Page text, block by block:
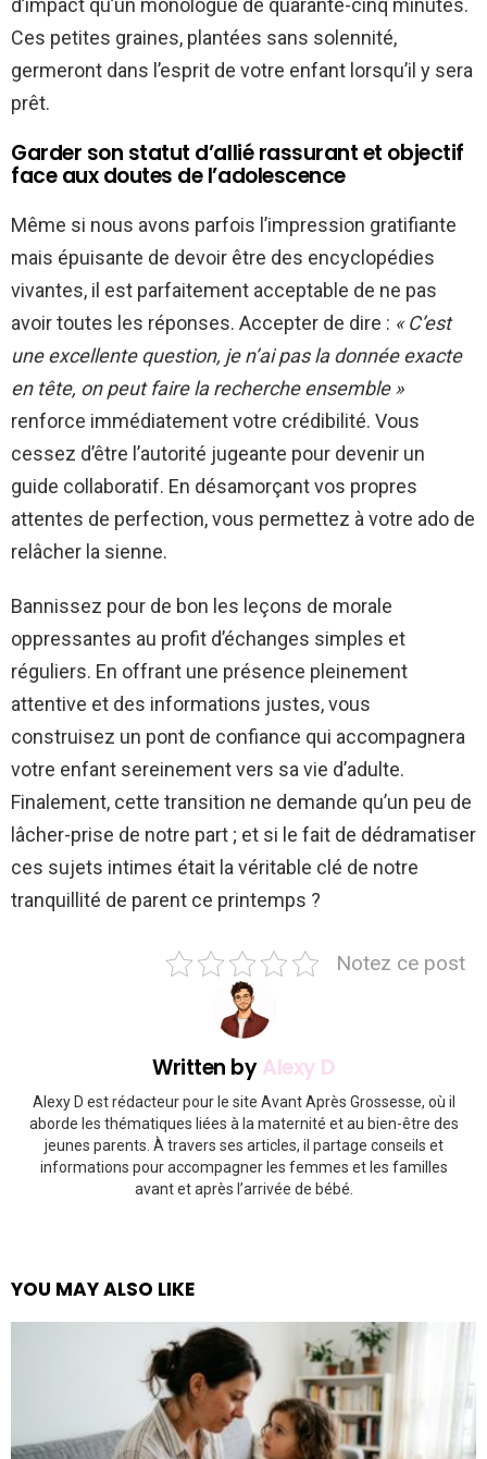
d’impact qu’un monologue de quarante-cinq minutes.
Ces petites graines, plantées sans solennité,
germeront dans l’esprit de votre enfant lorsqu’il y sera
prêt.
Garder son statut d’allié rassurant et objectif
face aux doutes de l’adolescence
Même si nous avons parfois l’impression gratifiante
mais épuisante de devoir être des encyclopédies
vivantes, il est parfaitement acceptable de ne pas
avoir toutes les réponses. Accepter de dire : « C’est
une excellente question, je n’ai pas la donnée exacte
en tête, on peut faire la recherche ensemble »
renforce immédiatement votre crédibilité. Vous
cessez d’être l’autorité jugeante pour devenir un
guide collaboratif. En désamorçant vos propres
attentes de perfection, vous permettez à votre ado de
relâcher la sienne.
Bannissez pour de bon les leçons de morale
oppressantes au profit d’échanges simples et
réguliers. En offrant une présence pleinement
attentive et des informations justes, vous
construisez un pont de confiance qui accompagnera
votre enfant sereinement vers sa vie d’adulte.
Finalement, cette transition ne demande qu’un peu de
lâcher-prise de notre part ; et si le fait de dédramatiser
ces sujets intimes était la véritable clé de notre
tranquillité de parent ce printemps ?
Notez ce post
Written byAlexy D
Alexy D est rédacteur pour le site Avant Après Grossesse, où il
aborde les thématiques liées à la maternité et au bien-être des
jeunes parents. À travers ses articles, il partage conseils et
informations pour accompagner les femmes et les familles
avant et après l’arrivée de bébé.
YOU MAY ALSO LIKE